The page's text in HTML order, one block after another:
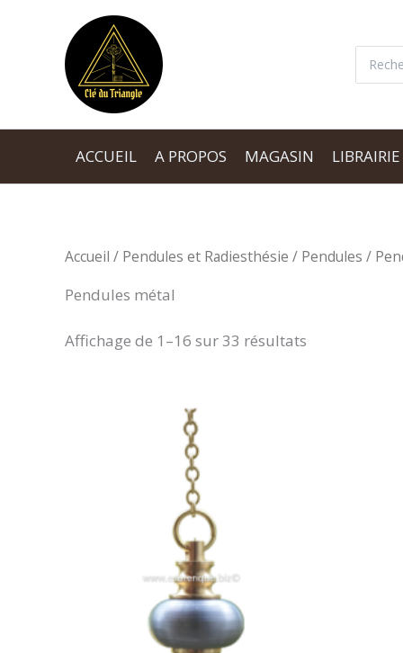
ACCUEIL A PROPOS MAGASIN LIBRAIRIE
Accueil / Pendules et Radiesthésie / Pendules /
Pendules métal
Affichage de 1–16 sur 33 résultats